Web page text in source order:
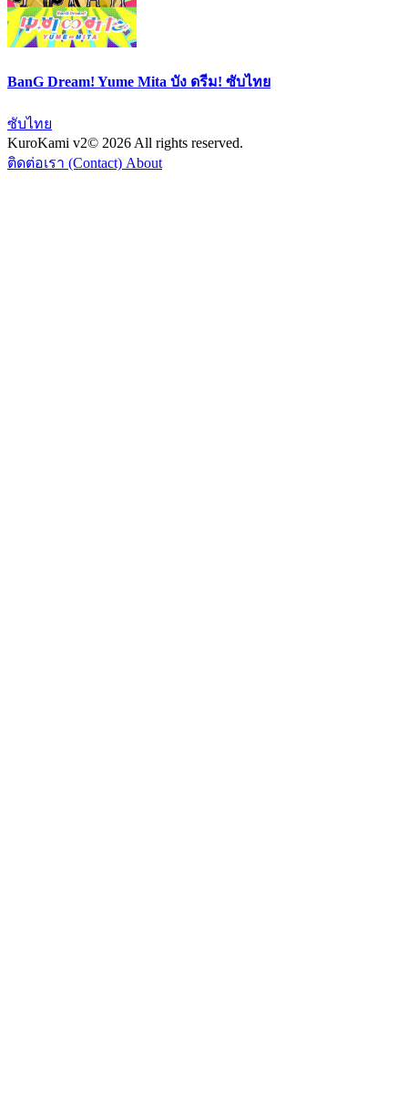
BanG Dream! Yume Mita บัง ดรีม! ซับไทย
ซับไทย
KuroKami v2© 2026 All rights reserved.
ติดต่อเรา (Contact) About